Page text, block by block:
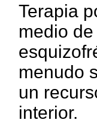
Terapia
medio
menudo
un
interior.